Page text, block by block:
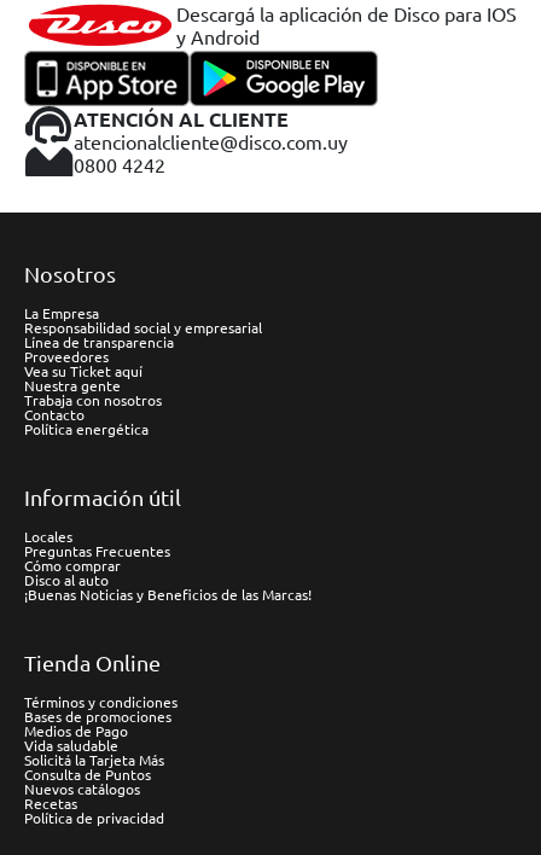
Descargá la aplicación de Disco para IOS
y Android
ATENCIÓN AL CLIENTE
atencionalcliente@disco.com.uy
0800 4242
Nosotros
La Empresa
Responsabilidad social y empresarial
Línea de transparencia
Proveedores
Vea su Ticket aquí
Nuestra gente
Trabaja con nosotros
Contacto
Política energética
Información útil
Locales
Preguntas Frecuentes
Cómo comprar
Disco al auto
¡Buenas Noticias y Beneficios de las Marcas!
Tienda Online
Términos y condiciones
Bases de promociones
Medios de Pago
Vida saludable
Solicitá la Tarjeta Más
Consulta de Puntos
Nuevos catálogos
Recetas
Política de privacidad